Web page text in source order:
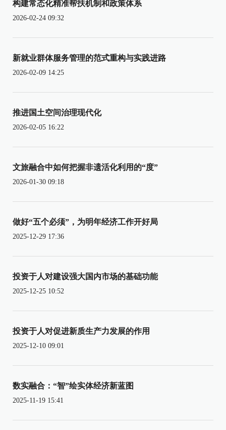
构建常态化精准帮扶机制和政策体系
2026-02-24 09:32
新就业群体服务管理的范式重构与实践进路
2026-02-09 14:25
推进国土空间治理现代化
2026-02-05 16:22
文旅融合中如何把握非遗活化利用的“度”
2026-01-30 09:18
做好“五个必须”，为明年经济工作开好局
2025-12-29 17:36
投资于人对建设强大国内市场的基础功能
2025-12-25 10:52
投资于人对促进新质生产力发展的作用
2025-12-10 09:01
数实融合：“智”绘实体经济新蓝图
2025-11-19 15:41